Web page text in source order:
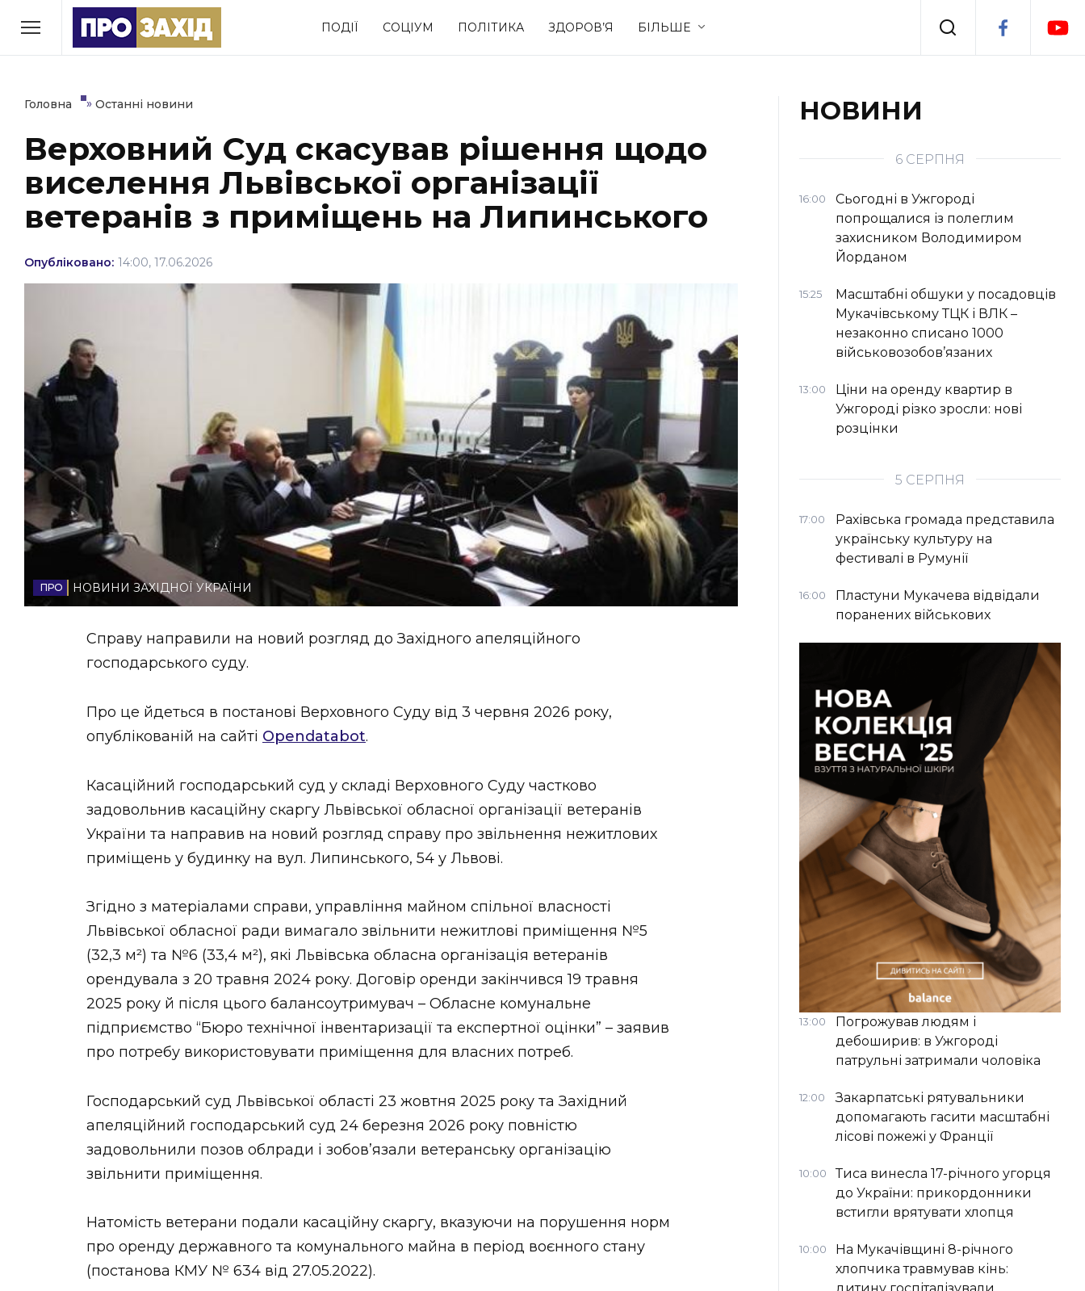
ПОДІЇ СОЦІУМ ПОЛІТИКА ЗДОРОВ’Я БІЛЬШЕ
РУБРИКИ
Економіка Події
Політика Соціум Спорт Стиль життя
Втрачений Ужгород
ЗАКАРПАТСЬКІ НОВИНИ
НОВИНИ ЗАХІДНОЇ УКРАЇНИ
ФОТО
ВІДЕО
Головна » Останні новини
Верховний Суд скасував рішення щодо
виселення Львівської організації
ветеранів з приміщень на Липинського
Опубліковано: 14:00, 17.06.2026
НОВИНИ ЗАХІДНОЇ УКРАЇНИ
Справу направили на новий розгляд до Західного апеляційного
господарського суду.
Про це йдеться в постанові Верховного Суду від 3 червня 2026 року,
опублікованій на сайті Opendatabot.
Касаційний господарський суд у складі Верховного Суду частково
задовольнив касаційну скаргу Львівської обласної організації ветеранів
України та направив на новий розгляд справу про звільнення нежитлових
приміщень у будинку на вул. Липинського, 54 у Львові.
Згідно з матеріалами справи, управління майном спільної власності
Львівської обласної ради вимагало звільнити нежитлові приміщення №5
(32,3 м²) та №6 (33,4 м²), які Львівська обласна організація ветеранів
орендувала з 20 травня 2024 року. Договір оренди закінчився 19 травня
2025 року й після цього балансоутримувач – Обласне комунальне
підприємство “Бюро технічної інвентаризації та експертної оцінки” – заявив
про потребу використовувати приміщення для власних потреб.
Господарський суд Львівської області 23 жовтня 2025 року та Західний
апеляційний господарський суд 24 березня 2026 року повністю
задовольнили позов облради і зобов’язали ветеранську організацію
звільнити приміщення.
Натомість ветерани подали касаційну скаргу, вказуючи на порушення норм
про оренду державного та комунального майна в період воєнного стану
(постанова КМУ № 634 від 27.05.2022).
НОВИНИ
6 СЕРПНЯ
16:00
Сьогодні в Ужгороді
попрощалися із полеглим
захисником Володимиром
Йорданом
15:25
Масштабні обшуки у посадовців
Мукачівському ТЦК і ВЛК –
незаконно списано 1000
військовозобов’язаних
13:00
Ціни на оренду квартир в
Ужгороді різко зросли: нові
розцінки
5 СЕРПНЯ
17:00
Рахівська громада представила
українську культуру на
фестивалі в Румунії
16:00
Пластуни Мукачева відвідали
поранених військових
13:00
Погрожував людям і
дебоширив: в Ужгороді
патрульні затримали чоловіка
12:00
Закарпатські рятувальники
допомагають гасити масштабні
лісові пожежі у Франції
10:00
Тиса винесла 17-річного угорця
до України: прикордонники
встигли врятувати хлопця
10:00
На Мукачівщині 8-річного
хлопчика травмував кінь: